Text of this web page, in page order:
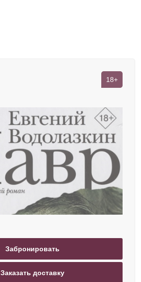
18+
Забронировать
Заказать доставку